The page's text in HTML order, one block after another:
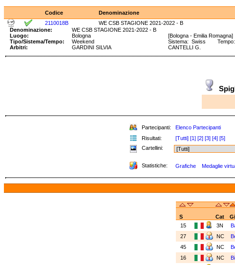
Codice Denominazione
2110018B
WE CSB STAGIONE 2021-2022 - B
Denominazione:
WE CSB STAGIONE 2021-2022 - B
Luogo:
Bologna
[Bologna - Emilia Romagna]
Tipo/Sistema/Tempo:
Weekend
Sistema: Swiss Tempo:
Arbitri:
GARDINI SILVIA CANTELLI G.
Partecipanti: Elenco Partecipanti
Risultati:
[Tutti] [1] [2] [3] [4] [5]
Cartellini:
Statistiche: Grafiche Medaglie
S
Cat
15
3N
27
NC
45
NC
16
NC